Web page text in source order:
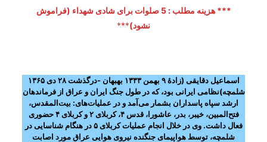
*** هزینه مطلب : 5 صلوات برای شادی شهداء (فراموش
نشود)***
اسماعیل دقایقی (زادهٔ ۹ بهمن ۱۳۳۳ بهبهان -درگذشت ۲۸ دی ۱۳۶۵
شلمچه)نظامی ایرانی بود، که در طول جنگ ایران و عراق از فرماندهان
ارشد سپاه پاسداران بشمار می‌آمد و در عملیات‌های: بیت‌المقدس،
فتح‌المبین، خیبر، بدر، عاشورا، قدس ۴، کربلای ۲ و کربلای ۴ حضوری
فعال داشت. وی در خلال انجام عملیات کربلای ۵ در هنگام شناسایی در
شلمچه، توسط هواپیمای جنگنده نیروی هوایی عراق مورد اصابت